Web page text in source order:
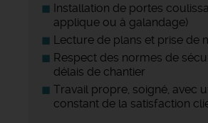
Installation de portes
applique ou à galandage)
Lecture de plans et prise de
Respect des normes de
délais de chantier
Travail propre, soigné, avec
constant de la satisfaction